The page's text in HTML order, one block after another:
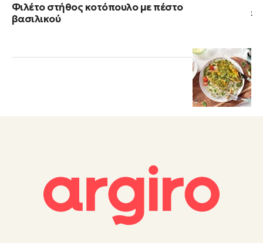
Φιλέτο στήθος κοτόπουλο με πέστο
βασιλικού